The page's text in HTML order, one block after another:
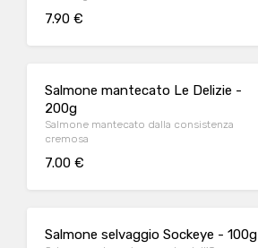
7.90 €
Salmone mantecato Le Delizie -
200g
Salmone mantecato dalla consistenza
cremosa
7.00 €
Salmone selvaggio Sockeye - 100g